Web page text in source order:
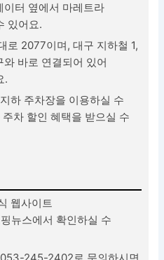
터 옆에서 마레트라
있어요.
로 2077이며, 대구 지하철 1,
바로 연결되어 있어
.
하 주차장을 이용하실 수
차 할인 혜택을 받으실 수
웹사이트
뉴스에서 확인하실 수
245-2402로 문의하시면